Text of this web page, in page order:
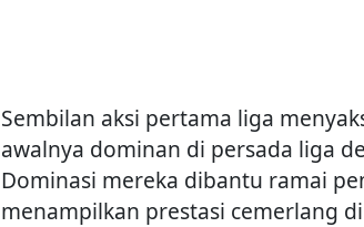
Sembilan aksi pertama liga
awalnya dominan di persada liga
Dominasi mereka dibantu ramai
menampilkan prestasi cemerlang